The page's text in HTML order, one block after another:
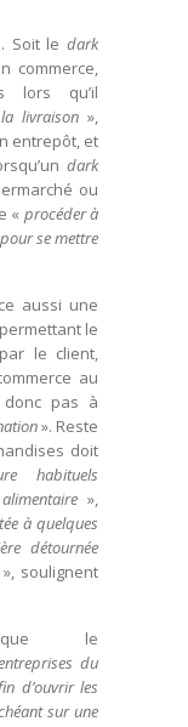
Soit le dark
commerce,
lors qu’il
livraison»,
entrepôt, et
dark
ou
« procéder à
se mettre
aussi une
le
le client,
au
pas à
». Reste
doit
habituels
»,
à quelques
détournée
», soulignent
le
du
d’ouvrir les
sur une